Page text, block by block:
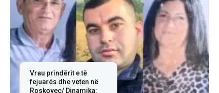
Vrau prindërit e të
fejuarës dhe veten në
Roskovec/ Dinamika: